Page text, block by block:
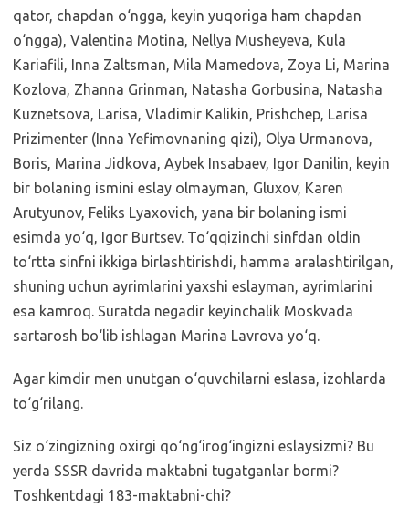
qator, chapdan o‘ngga, keyin yuqoriga ham chapdan
o‘ngga), Valentina Motina, Nellya Musheyeva, Kula
Kariafili, Inna Zaltsman, Mila Mamedova, Zoya Li, Marina
Kozlova, Zhanna Grinman, Natasha Gorbusina, Natasha
Kuznetsova, Larisa, Vladimir Kalikin, Prishchep, Larisa
Prizimenter (Inna Yefimovnaning qizi), Olya Urmanova,
Boris, Marina Jidkova, Aybek Insabaev, Igor Danilin, keyin
bir bolaning ismini eslay olmayman, Gluxov, Karen
Arutyunov, Feliks Lyaxovich, yana bir bolaning ismi
esimda yo‘q, Igor Burtsev. To‘qqizinchi sinfdan oldin
to‘rtta sinfni ikkiga birlashtirishdi, hamma aralashtirilgan,
shuning uchun ayrimlarini yaxshi eslayman, ayrimlarini
esa kamroq. Suratda negadir keyinchalik Moskvada
sartarosh bo‘lib ishlagan Marina Lavrova yo‘q.
Agar kimdir men unutgan o‘quvchilarni eslasa, izohlarda
to‘g‘rilang.
Siz o‘zingizning oxirgi qo‘ng‘irog‘ingizni eslaysizmi? Bu
yerda SSSR davrida maktabni tugatganlar bormi?
Toshkentdagi 183-maktabni-chi?